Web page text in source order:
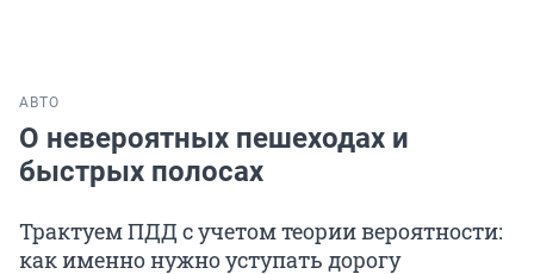
АВТО
О невероятных пешеходах и
быстрых полосах
Трактуем ПДД с учетом теории вероятности:
как именно нужно уступать дорогу